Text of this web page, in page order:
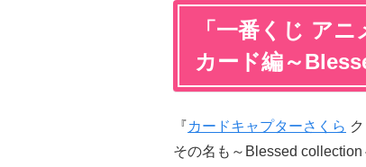
「一番くじ ア
カード編～
『カードキャプターさくら
その名も～Blessed